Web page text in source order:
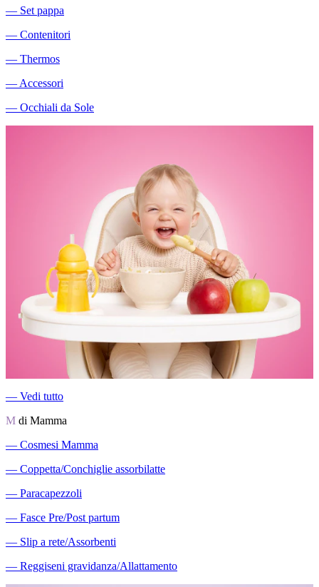
― Set pappa
― Contenitori
― Thermos
― Accessori
― Occhiali da Sole
― Vedi tutto
M di Mamma
― Cosmesi Mamma
― Coppetta/Conchiglie assorbilatte
― Paracapezzoli
― Fasce Pre/Post partum
― Slip a rete/Assorbenti
― Reggiseni gravidanza/Allattamento